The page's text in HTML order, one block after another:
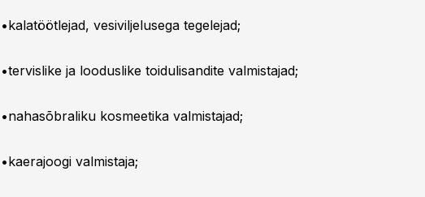
•kalatöötlejad, vesiviljelusega tegelejad;
•tervislike ja looduslike toidulisandite valmistajad;
•nahasõbraliku kosmeetika valmistajad;
•kaerajoogi valmistaja;